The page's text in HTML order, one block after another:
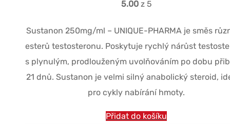
5.00z 5
Sustanon 250mg/ml – UNIQUE-PHARMA je směs
esterů testosteronu. Poskytuje rychlý nárůst
s plynulým, prodlouženým uvolňováním po dobu
21 dnů. Sustanon je velmi silný anabolický steroid,
pro cykly nabírání hmoty.
Přidat do košíku